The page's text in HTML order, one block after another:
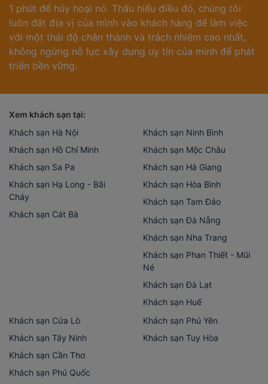
1 phút để hủy hoại nó. Thấu hiểu điều đó, chúng tôi
luôn đặt địa vị của mình vào khách hàng để làm việc
với một thái độ chân thành và trách nhiệm cao nhất,
không ngừng nỗ lực xây dựng uy tín của mình để phát
triển bền vững.
Xem khách sạn tại:
Khách sạn Hà Nội
Khách sạn Hồ Chí Minh
Khách sạn Sa Pa
Khách sạn Hạ Long - Bãi
Cháy
Khách sạn Cát Bà
Khách sạn Ninh Bình
Khách sạn Mộc Châu
Khách sạn Hà Giang
Khách sạn Hòa Bình
Khách sạn Tam Đảo
Khách sạn Đà Nẵng
Khách sạn Nha Trang
Khách sạn Phan Thiết - Mũi
Né
Khách sạn Đà Lạt
Khách sạn Huế
Khách sạn Cửa Lò
Khách sạn Tây Ninh
Khách sạn Cần Thơ
Khách sạn Phú Quốc
Khách sạn Phú Yên
Khách sạn Tuy Hòa